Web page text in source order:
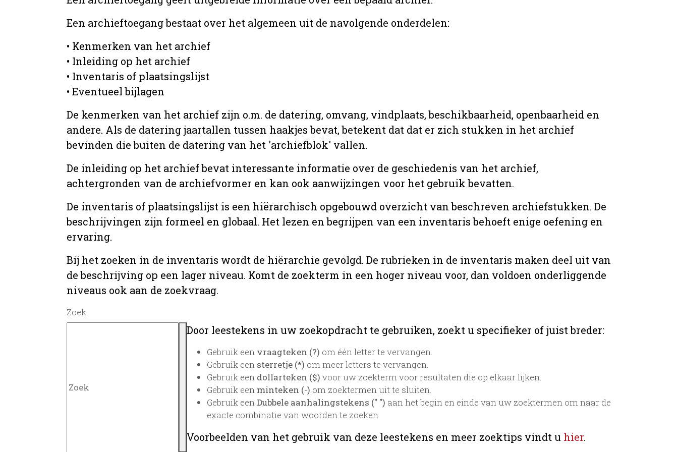
Een archieftoegang bestaat over het algemeen uit de navolgende onderdelen:
• Kenmerken van het archief
• Inleiding op het archief
• Inventaris of plaatsingslijst
• Eventueel bijlagen
De kenmerken van het archief zijn o.m. de datering, omvang, vindplaats, beschikbaarheid, openbaarheid en
andere. Als de datering jaartallen tussen haakjes bevat, betekent dat dat er zich stukken in het archief
bevinden die buiten de datering van het 'archiefblok' vallen.
De inleiding op het archief bevat interessante informatie over de geschiedenis van het archief,
achtergronden van de archiefvormer en kan ook aanwijzingen voor het gebruik bevatten.
De inventaris of plaatsingslijst is een hiërarchisch opgebouwd overzicht van beschreven archiefstukken. De
beschrijvingen zijn formeel en globaal. Het lezen en begrijpen van een inventaris behoeft enige oefening en
ervaring.
Bij het zoeken in de inventaris wordt de hiërarchie gevolgd. De rubrieken in de inventaris maken deel uit van
de beschrijving op een lager niveau. Komt de zoekterm in een hoger niveau voor, dan voldoen onderliggende
niveaus ook aan de zoekvraag.
Zoek
Door leestekens in uw zoekopdracht te gebruiken, zoekt u specifieker of juist breder:
Gebruik een vraagteken (?) om één letter te vervangen.
Gebruik een sterretje (*) om meer letters te vervangen.
Gebruik een dollarteken ($) voor uw zoekterm voor resultaten die op elkaar lijken.
Gebruik een minteken (-) om zoektermen uit te sluiten.
Gebruik eenDubbele aanhalingstekens (" ") aan het begin en einde van uw zoektermen om naar de
exacte combinatie van woorden te zoeken.
Voorbeelden van het gebruik van deze leestekens en meer zoektips vindt u hier.